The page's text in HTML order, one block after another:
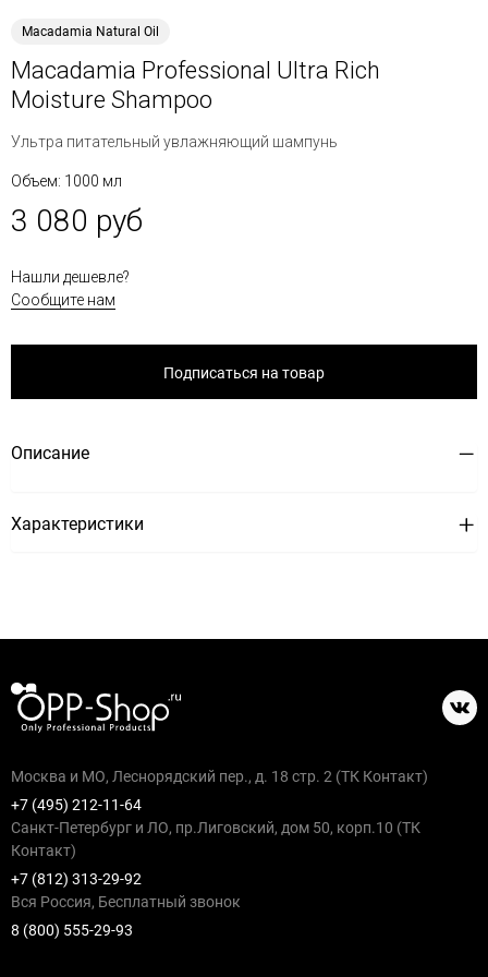
Macadamia Natural Oil
Macadamia Professional Ultra Rich
Moisture Shampoo
Ультра питательный увлажняющий шампунь
Объем: 1000 мл
3 080 руб
Нашли дешевле?
Сообщите нам
Подписаться на товар
Описание
Характеристики
Москва и МО, Леснорядский пер., д. 18 стр. 2 (ТК Контакт)
+7 (495) 212-11-64
Санкт-Петербург и ЛО, пр.Лиговский, дом 50, корп.10 (ТК
Контакт)
+7 (812) 313-29-92
Вся Россия, Бесплатный звонок
8 (800) 555-29-93